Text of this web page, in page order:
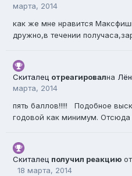
марта, 2014
как же мне нравится
дружно,в течении
Скиталец отреагировална
марта, 2014
пять баллов!!!!! Подобное
годовой как минимум.
Скиталец получил реакцию от
18 марта, 2014